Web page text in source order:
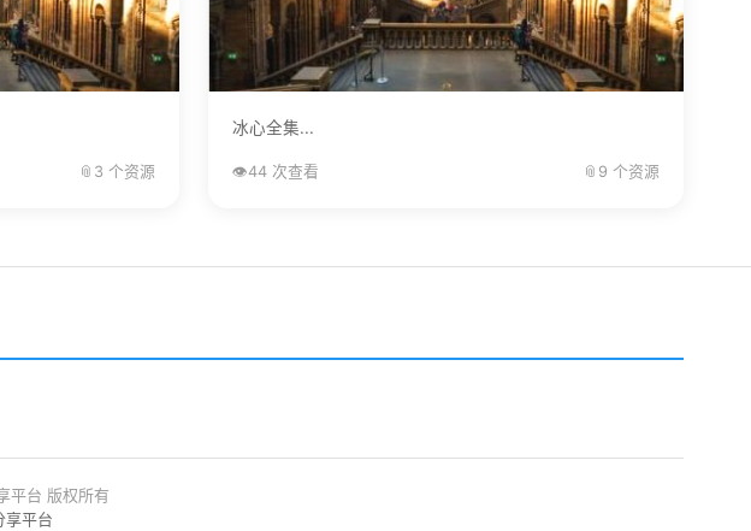
📎 3 个资源
冰心全集...
👁️44 次查看 📎 9 个资源
平台 版权所有
享平台